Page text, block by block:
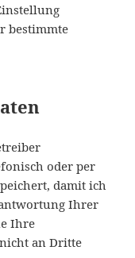
bestimmte
oder per
damit ich
Ihrer
Ihre
an Dritte